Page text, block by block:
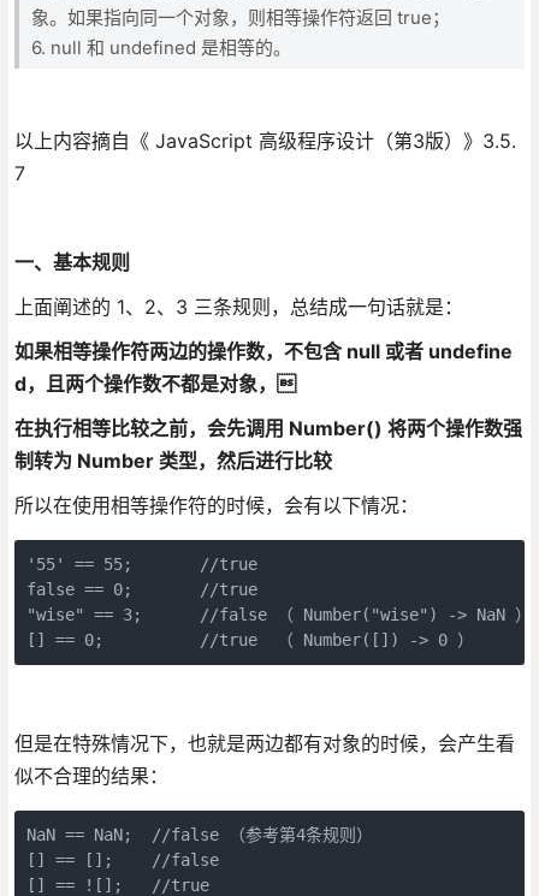
象。如果指向同一个对象，则相等操作符返回 true；
6. null 和 undefined 是相等的。
以上内容摘自《 JavaScript 高级程序设计（第3版）》3.5.
7
一、基本规则
上面阐述的 1、2、3 三条规则，总结成一句话就是：
如果相等操作符两边的操作数，不包含 null 或者 undefine
d，且两个操作数不都是对象，
在执行相等比较之前，会先调用 Number() 将两个操作数强
制转为 Number 类型，然后进行比较
所以在使用相等操作符的时候，会有以下情况：
'55' == 55;       //true
false == 0;       //true
"wise" == 3;      //false （ Number("wise") -> NaN ）
[] == 0;          //true  （ Number([]) -> 0 ）
但是在特殊情况下，也就是两边都有对象的时候，会产生看
似不合理的结果：
NaN == NaN;  //false （参考第4条规则）
[] == [];    //false
[] == ![];   //true